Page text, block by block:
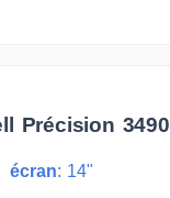
Précision 3490
écran: 14"